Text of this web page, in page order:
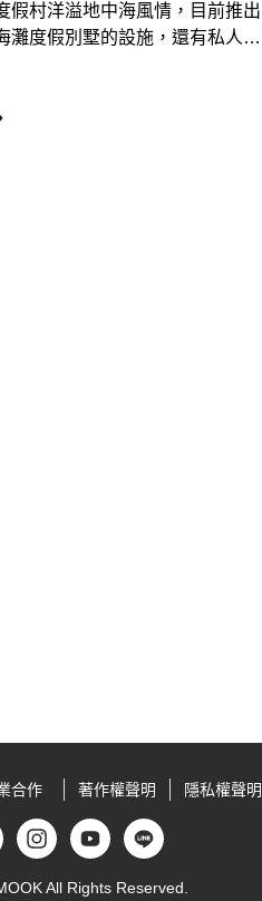
假村洋溢地中海風情，目前推出
灘度假別墅的設施，還有私人晚
合作 著作權聲明 隱私權聲明
All Rights Reserved.